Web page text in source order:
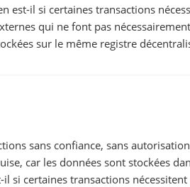
est-il si certaines transactions
qui ne font pas nécessairement
sur le même registre
sans confiance, sans
car les données sont stockées
si certaines transactions